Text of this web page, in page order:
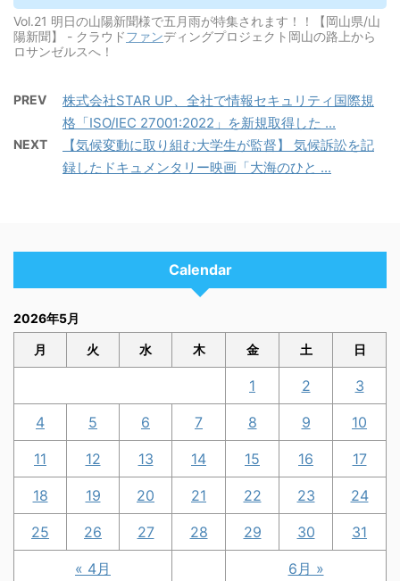
Vol.21 明日の山陽新聞様で五月雨が特集されます！！【岡山県/山
陽新聞】 - クラウドファンディングプロジェクト岡山の路上から
ロサンゼルスへ！
PREV
株式会社STAR UP、全社で情報セキュリティ国際規
格「ISO/IEC 27001:2022」を新規取得した ...
NEXT
【気候変動に取り組む大学生が監督】 気候訴訟を記
録したドキュメンタリー映画「大海のひと ...
Calendar
2026年5月
月 火 水 木 金 土 日
« 4月 6月 »
1 2 3
4 5 6 7 8 9 10
11 12 13 14 15 16 17
18 19 20 21 22 23 24
25 26 27 28 29 30 31